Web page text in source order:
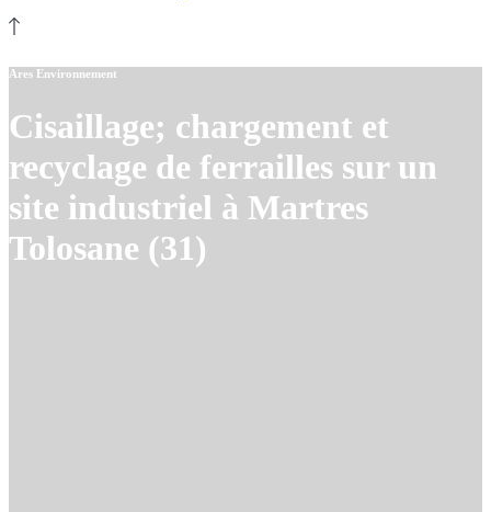
Ares Environnement
Cisaillage; chargement et
recyclage de ferrailles sur un
site industriel à Martres
Tolosane (31)